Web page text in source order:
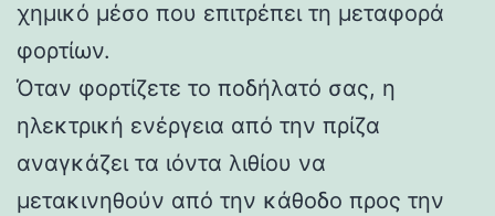
χημικό μέσο που επιτρέπει τη μεταφορά
φορτίων.
Όταν φορτίζετε το ποδήλατό σας, η
ηλεκτρική ενέργεια από την πρίζα
αναγκάζει τα ιόντα λιθίου να
μετακινηθούν από την κάθοδο προς την